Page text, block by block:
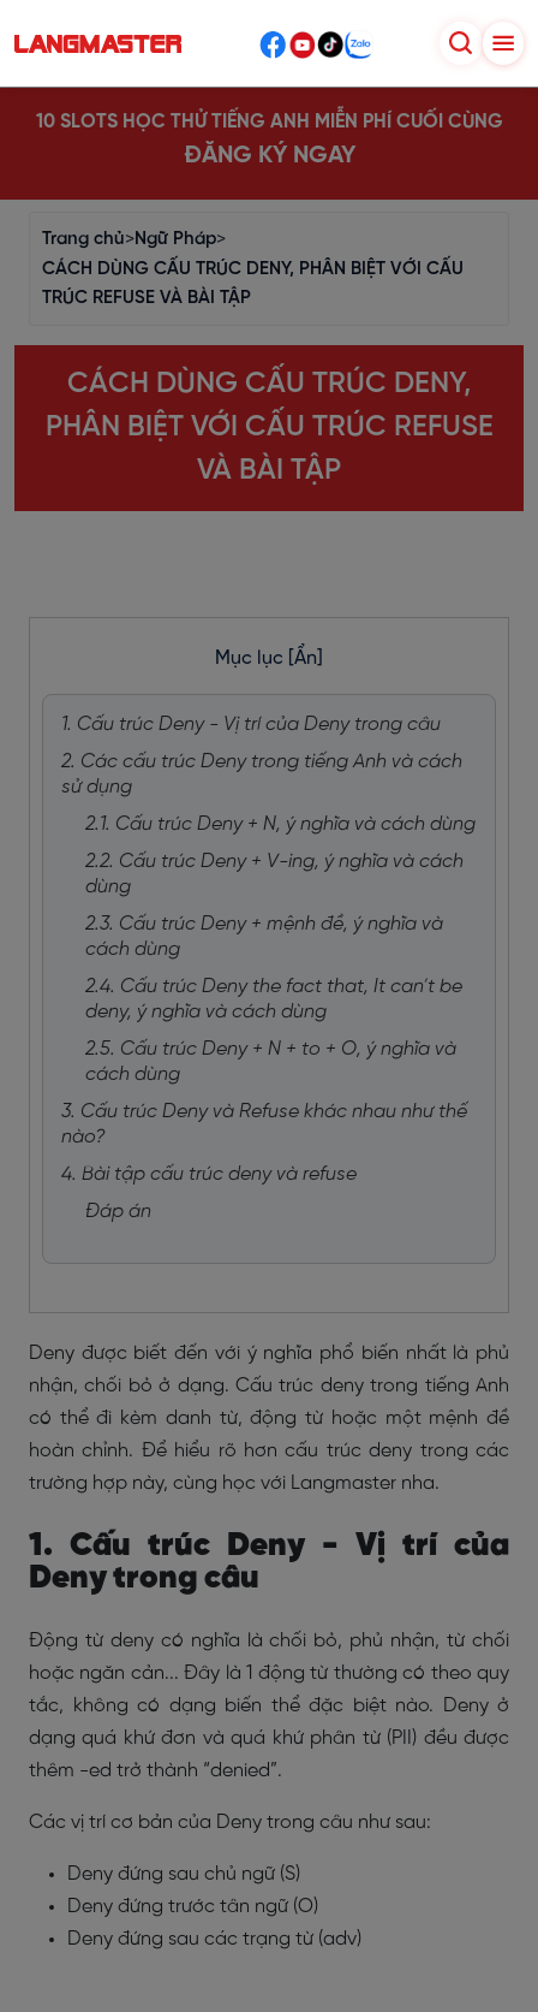
10 SLOTS HỌC THỬ TIẾNG ANH MIỄN PHÍ CUỐI CÙNG
ĐĂNG KÝ NGAY
Trang chủ>Ngữ Pháp>
CÁCH DÙNG CẤU TRÚC DENY, PHÂN BIỆT VỚI CẤU
TRÚC REFUSE VÀ BÀI TẬP
CÁCH DÙNG CẤU TRÚC DENY,
PHÂN BIỆT VỚI CẤU TRÚC REFUSE
VÀ BÀI TẬP
Mục lục [Ẩn]
1. Cấu trúc Deny - Vị trí của Deny trong câu
2. Các cấu trúc Deny trong tiếng Anh và cách
sử dụng
2.1. Cấu trúc Deny + N, ý nghĩa và cách dùng
2.2. Cấu trúc Deny + V-ing, ý nghĩa và cách
dùng
2.3. Cấu trúc Deny + mệnh đề, ý nghĩa và
cách dùng
2.4. Cấu trúc Deny the fact that, It can’t be
deny, ý nghĩa và cách dùng
2.5. Cấu trúc Deny + N + to + O, ý nghĩa và
cách dùng
3. Cấu trúc Deny và Refuse khác nhau như thế
nào?
4. Bài tập cấu trúc deny và refuse
Đáp án
Deny được biết đến với ý nghĩa phổ biến nhất là phủ
nhận, chối bỏ ở dạng. Cấu trúc deny trong tiếng Anh
có thể đi kèm danh từ, động từ hoặc một mệnh đề
hoàn chỉnh. Để hiểu rõ hơn cấu trúc deny trong các
trường hợp này, cùng học với Langmaster nha.
1. Cấu trúc Deny - Vị trí của
Deny trong câu
Động từ deny có nghĩa là chối bỏ, phủ nhận, từ chối
hoặc ngăn cản... Đây là 1 động từ thường có theo quy
tắc, không có dạng biến thể đặc biệt nào. Deny ở
dạng quá khứ đơn và quá khứ phân từ (PII) đều được
thêm -ed trở thành “denied”.
Các vị trí cơ bản của Deny trong câu như sau:
Deny đứng sau chủ ngữ (S)
Deny đứng trước tân ngữ (O)
Deny đứng sau các trạng từ (adv)